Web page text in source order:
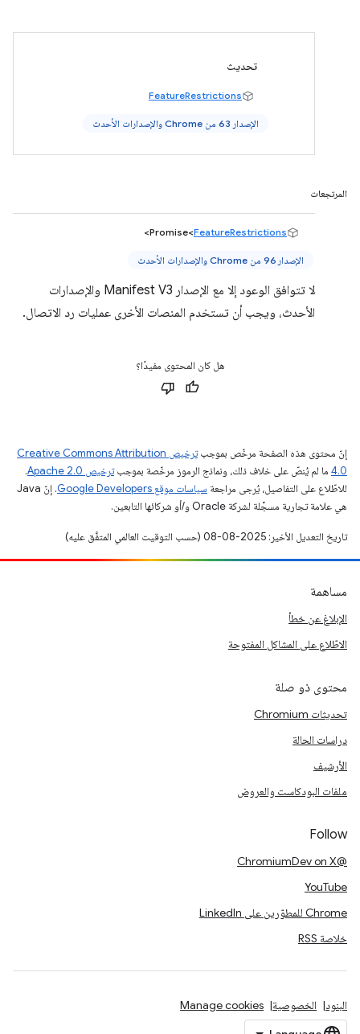
تحديث
FeatureRestrictions
الإصدار 63 من Chrome والإصدارات الأحدث
المرتجعات
Promise<FeatureRestrictions
>
الإصدار 96 من Chrome والإصدارات الأحدث
لا تتوافق الوعود إلا مع الإصدار Manifest V3 والإصدارات
الأحدث، ويجب أن تستخدم المنصات الأخرى عمليات رد الاتصال.
هل كان المحتوى مفيدًا؟
إنّ محتوى هذه الصفحة مرخّص بموجب
ترخيص Creative Commons Attribution
4.0‏ ما لم يُنصّ على خلاف ذلك، ونماذج الرموز مرخّصة بموجبترخيص Apache 2.0‏
.
للاطّلاع على التفاصيل، يُرجى مراجعة سياسات موقع Google Developers‏
. إنّ Java
هي علامة تجارية مسجَّلة لشركة Oracle و/أو شركائها التابعين.
تاريخ التعديل الأخير: 2025-08-08 (حسب التوقيت العالمي المتفَّق عليه)
مساهمة
الإبلاغ عن خطأ
الاطّلاع على المشاكل المفتوحة
محتوى ذو صلة
تحديثات Chromium
دراسات الحالة
الأرشيف
ملفات البودكاست والعروض
Follow
@ChromiumDev on X
YouTube
Chrome للمطوّرين على LinkedIn
خلاصة RSS
البنود الخصوصية Manage cookies